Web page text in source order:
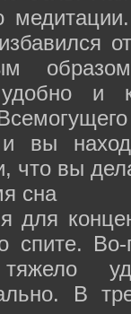
и
и вы
что вы
сна
для
спите.
В